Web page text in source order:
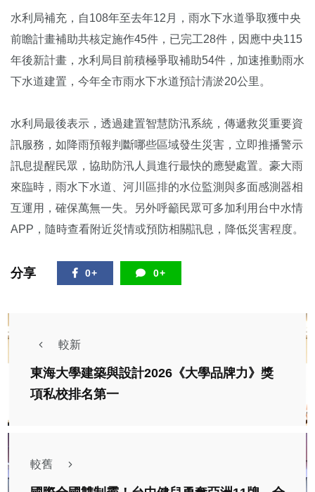
水利局補充，自108年至去年12月，雨水下水道爭取獲中央
前瞻計畫補助共核定施作45件，已完工28件，因應中央115
年後新計畫，水利局目前積極爭取補助54件，加速推動雨水
下水道建置，今年全市雨水下水道預計清淤20公里。
水利局最後表示，透過建置智慧防汛系統，傳遞救災重要資
訊服務，如降雨預報判斷哪些區域發生災害，立即推播警示
訊息提醒民眾，協助防汛人員進行最快的應變處置。豪大雨
來臨時，雨水下水道、河川區排的水位監測與多面感測器相
互運用，確保萬無一失。另外呼籲民眾可多加利用台中水情
APP，隨時查看附近災情或預防相關訊息，降低災害程度。
分享 0+ 0+
較新
東海大學建築與設計2026《大學品牌力》獎
項私校排名第一
較舊